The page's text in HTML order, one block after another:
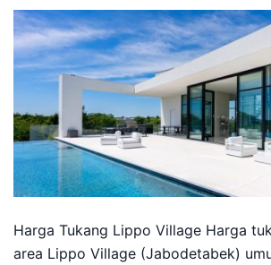
Harga Tukang Lippo Village Harga
area Lippo Village (Jabodetabek)